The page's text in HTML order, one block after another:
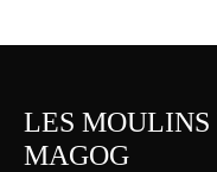
LES
MAGOG